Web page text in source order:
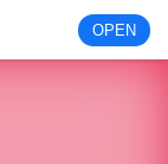
OPEN